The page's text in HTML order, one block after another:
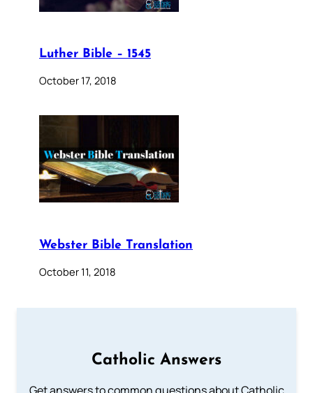
Luther Bible – 1545
October 17, 2018
Webster Bible Translation
October 11, 2018
Catholic Answers
Get answers to common questions about Catholic